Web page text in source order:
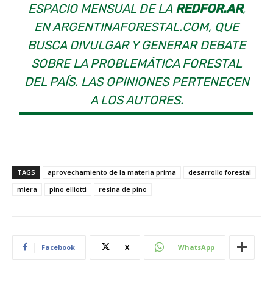
ESPACIO MENSUAL DE LA REDFOR.AR,
EN ARGENTINAFORESTAL.COM, QUE
BUSCA DIVULGAR Y GENERAR DEBATE
SOBRE LA PROBLEMÁTICA FORESTAL
DEL PAÍS. LAS OPINIONES PERTENECEN
A LOS AUTORES.
TAGS aprovechamiento de la materia prima
desarrollo forestal
miera
pino elliotti resina de pino
Facebook X WhatsApp